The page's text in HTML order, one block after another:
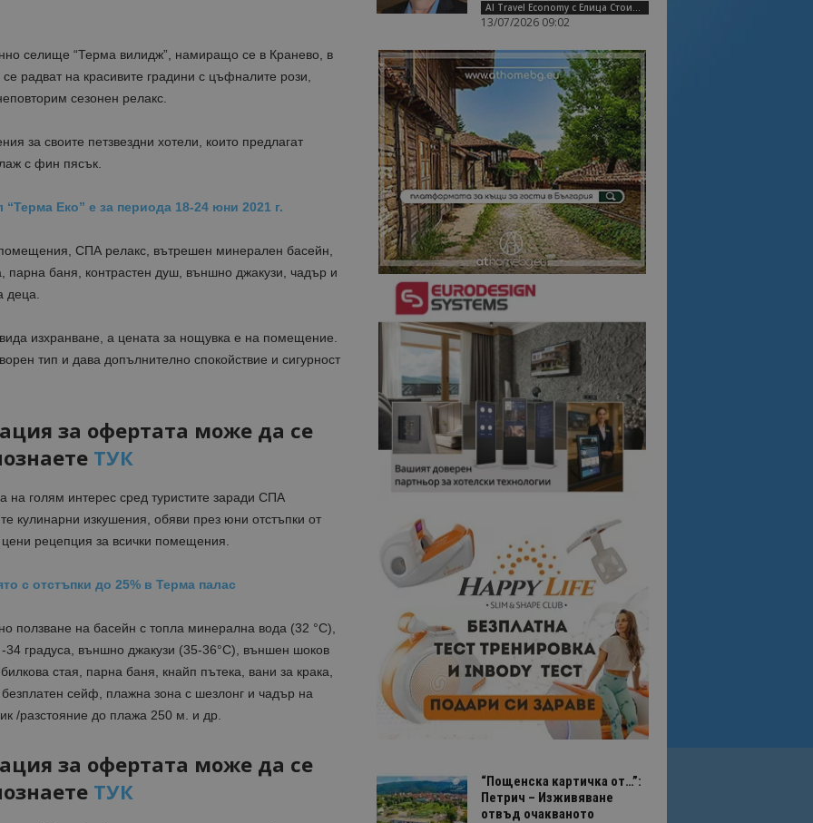
селище “Терма вилидж”, намиращо се в Кранево, в
радват на красивите градини с цъфналите рози,
сезонен релакс.
за своите петзвездни хотели, които предлагат
с фин пясък.
Еко” е за периода 18-24 юни 2021 г.
СПА релакс, вътрешен минерален басейн,
парна баня, контрастен душ, външно джакузи, чадър и
деца.
изхранване, а цената за нощувка е на помещение.
тип и дава допълнително спокойствие и сигурност
за офертата може да се
ТУК
на голям интерес сред туристите заради СПА
кулинарни изкушения, обяви през юни отстъпки от
рецепция за всички помещения.
с отстъпки до 25% в Терма палас
ползване на басейн с топла минерална вода (32 °C),
градуса, външно джакузи (35-36°C), външен шоков
стая, парна баня, кнайп пътека, вани за крака,
сейф, плажна зона с шезлонг и чадър на
/разстояние до плажа 250 м. и др.
за офертата може да се
ТУК
AI Travel Economy с Елица Стоилова
13/07/2026 09:02
“Пощенска картичка от…”:
Петрич – Изживяване
отвъд очакваното